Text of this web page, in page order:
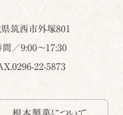
筑西市外塚801
間／9:00～17:30
22-5873
根本製菓について